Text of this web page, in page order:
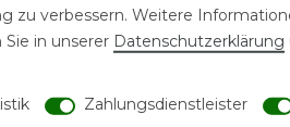
zu verbessern. Weitere
in unserer Daten­schutz­erklärung
Zahlungsdienstleister